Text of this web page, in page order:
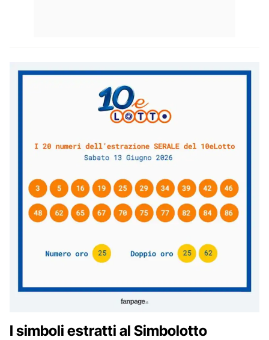
I simboli estratti al Simbolotto